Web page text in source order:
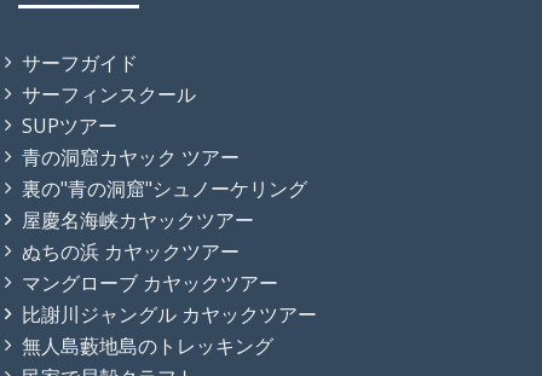
サーフガイド
サーフィンスクール
SUPツアー
青の洞窟カヤック ツアー
裏の"青の洞窟"シュノーケリング
屋慶名海峡カヤックツアー
ぬちの浜 カヤックツアー
マングローブ カヤックツアー
比謝川ジャングル カヤックツアー
無人島藪地島のトレッキング